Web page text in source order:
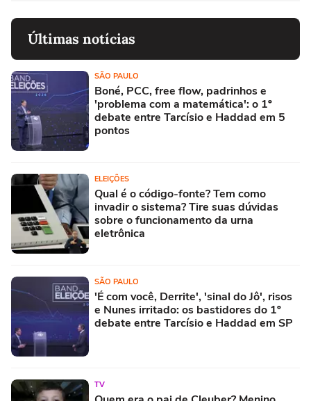
Últimas notícias
SÃO PAULO
Boné, PCC, free flow, padrinhos e
'problema com a matemática': o 1º
debate entre Tarcísio e Haddad em 5
pontos
ELEIÇÕES
Qual é o código-fonte? Tem como
invadir o sistema? Tire suas dúvidas
sobre o funcionamento da urna
eletrônica
SÃO PAULO
'É com você, Derrite', 'sinal do Jô', risos
e Nunes irritado: os bastidores do 1º
debate entre Tarcísio e Haddad em SP
TV